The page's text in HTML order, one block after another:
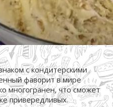
с кондитерскими
фаворит в мире
многогранен, что сможет
привередливых.